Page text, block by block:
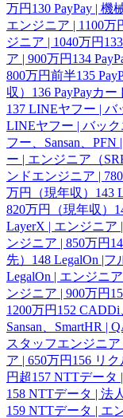
万円 130 PayPay | 機
エンジニア | 1100万
ジニア | 1040万円 133
ア | 900万円 134
800万円前半135
収） 136 PayPayカ
137 LINEヤフー | バ
LINEヤフー | バッ
フー、Sansan、PFN
ー | エンジニア（
ンドエンジニア |
万円（現年収） 143
820万円（現年収）
LayerX | エンジニア
ンジニア | 850万円
先） 148 LegalOn |フ
LegalOn | エンジニ
ンジニア | 900万円
1200万円 152 CADDi
Sansan、SmartHR |
スタッフエンジニア
ア | 650万円 156 リ
円超157 NTTデータ
158 NTTデータ | 法
159 NTTデータ | エ